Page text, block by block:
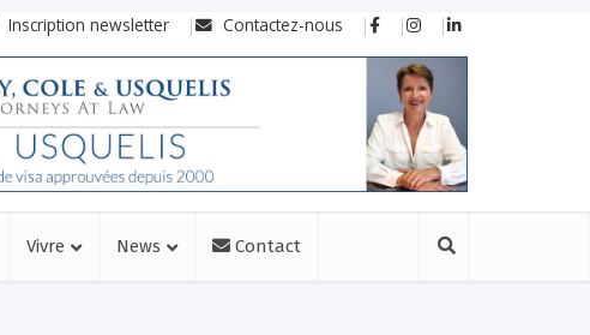
Inscription newsletter Contactez-nous
Vivre News Contact